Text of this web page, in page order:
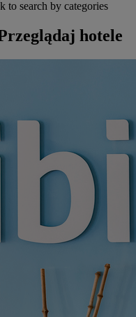
to search by categories
hotele